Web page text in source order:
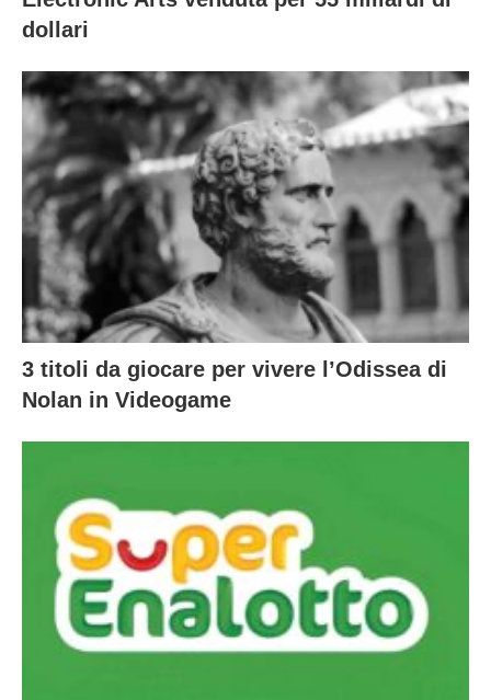
dollari
3 titoli da giocare per vivere l’Odissea di
Nolan in Videogame